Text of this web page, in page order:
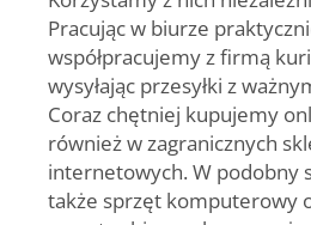
Pracując w biurze
współpracujemy z firmą
wysyłając przesyłki z
Coraz chętniej kupujemy
również w zagranicznych
internetowych. W podobny
także sprzęt komputerowy